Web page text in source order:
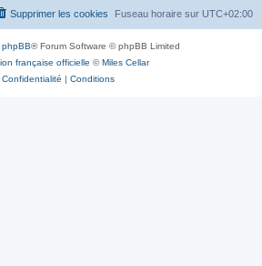
Fuseau horaire sur UTC+02:00
Supprimer les cookies
phpBB® Forum Software © phpBB Limited
française officielle ©Miles Cellar
Confidentialité | Conditions